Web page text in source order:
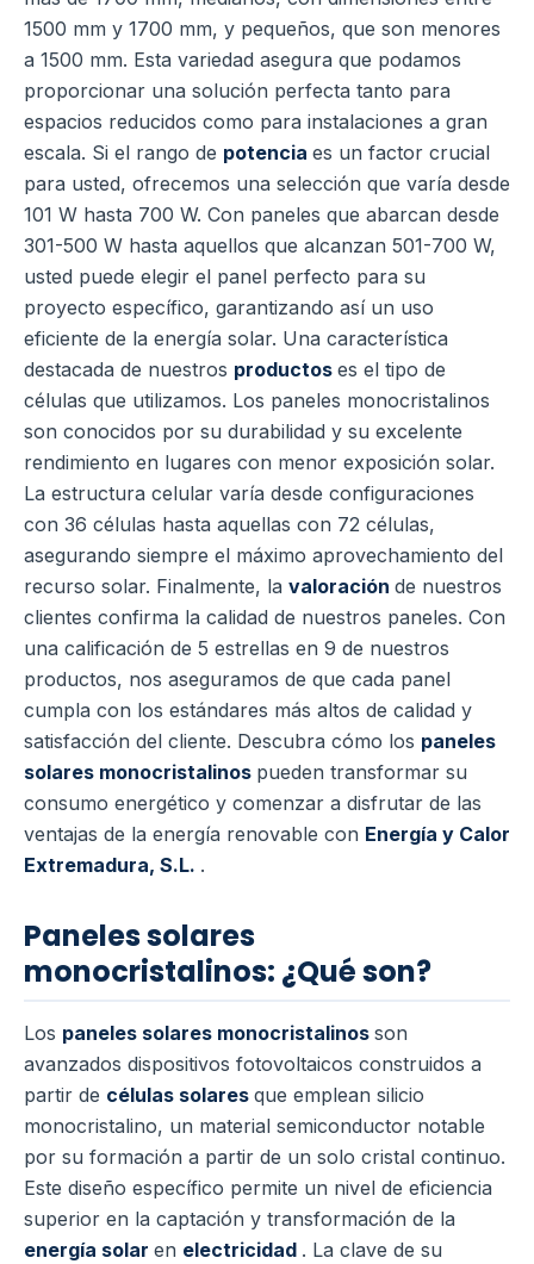
1500 mm y 1700 mm, y pequeños, que son menores
a 1500 mm. Esta variedad asegura que podamos
proporcionar una solución perfecta tanto para
espacios reducidos como para instalaciones a gran
escala. Si el rango de potencia es un factor crucial
para usted, ofrecemos una selección que varía desde
101 W hasta 700 W. Con paneles que abarcan desde
301-500 W hasta aquellos que alcanzan 501-700 W,
usted puede elegir el panel perfecto para su
proyecto específico, garantizando así un uso
eficiente de la energía solar. Una característica
destacada de nuestros productos es el tipo de
células que utilizamos. Los paneles monocristalinos
son conocidos por su durabilidad y su excelente
rendimiento en lugares con menor exposición solar.
La estructura celular varía desde configuraciones
con 36 células hasta aquellas con 72 células,
asegurando siempre el máximo aprovechamiento del
recurso solar. Finalmente, la valoración de nuestros
clientes confirma la calidad de nuestros paneles. Con
una calificación de 5 estrellas en 9 de nuestros
productos, nos aseguramos de que cada panel
cumpla con los estándares más altos de calidad y
satisfacción del cliente. Descubra cómo los paneles
solares monocristalinos pueden transformar su
consumo energético y comenzar a disfrutar de las
ventajas de la energía renovable con Energía y Calor
Extremadura, S.L. .
Paneles solares
monocristalinos: ¿Qué son?
Los paneles solares monocristalinos son
avanzados dispositivos fotovoltaicos construidos a
partir de células solares que emplean silicio
monocristalino, un material semiconductor notable
por su formación a partir de un solo cristal continuo.
Este diseño específico permite un nivel de eficiencia
superior en la captación y transformación de la
energía solar en electricidad . La clave de su